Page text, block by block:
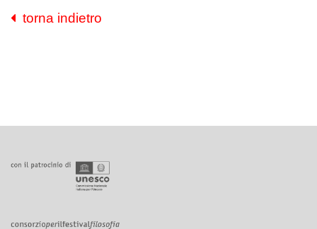
torna indietro